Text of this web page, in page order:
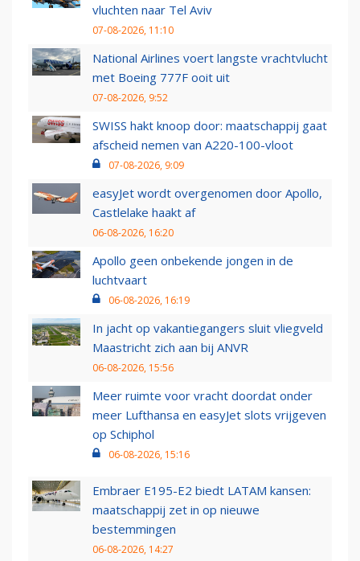
vluchten naar Tel Aviv
07-08-2026, 11:10
National Airlines voert langste vrachtvlucht
met Boeing 777F ooit uit
07-08-2026, 9:52
SWISS hakt knoop door: maatschappij gaat
afscheid nemen van A220-100-vloot
07-08-2026, 9:09
easyJet wordt overgenomen door Apollo,
Castlelake haakt af
06-08-2026, 16:20
Apollo geen onbekende jongen in de
luchtvaart
06-08-2026, 16:19
In jacht op vakantiegangers sluit vliegveld
Maastricht zich aan bij ANVR
06-08-2026, 15:56
Meer ruimte voor vracht doordat onder
meer Lufthansa en easyJet slots vrijgeven
op Schiphol
06-08-2026, 15:16
Embraer E195-E2 biedt LATAM kansen:
maatschappij zet in op nieuwe
bestemmingen
06-08-2026, 14:27